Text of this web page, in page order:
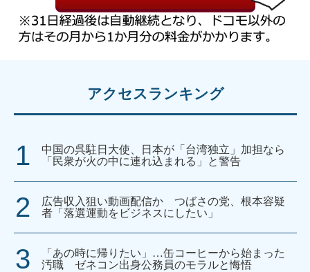
アクセスランキング
中国の呉駐日大使、日本が「台湾独立」加担なら
「民衆が火の中に連れ込まれる」と警告
広告収入狙い動画配信か つばさの党、根本容疑
者「落選運動をビジネスにしたい」
「あの時に帰りたい」…缶コーヒーから始まった
汚職 ゼネコン出身公務員のモラルと悔悟